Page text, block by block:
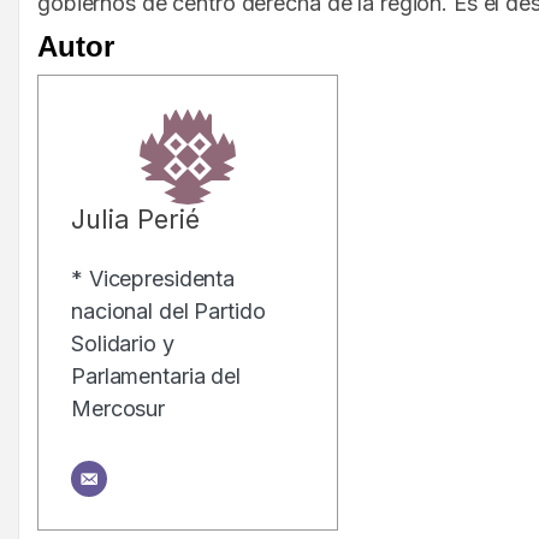
Autor
Julia Perié
* Vicepresidenta
nacional del Partido
Solidario y
Parlamentaria del
Mercosur